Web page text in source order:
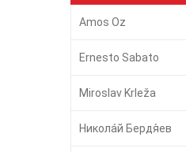
Amos Oz
Ernesto Sabato
Miroslav Krleža
Никола́й Бердя́ев